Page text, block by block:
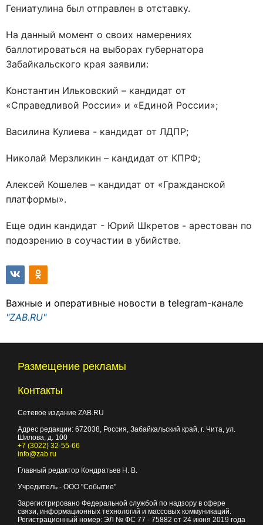
Гениатулина был отправлен в отставку.
На данный момент о своих намерениях
баллотироваться на выборах губернатора
Забайкальского края заявили:
Константин Ильковский – кандидат от
«Справедливой России» и «Единой России»;
Василина Кулиева - кандидат от ЛДПР;
Николай Мерзликин – кандидат от КПРФ;
Алексей Кошелев – кандидат от «Гражданской
платформы».
Еще один кандидат - Юрий Шкретов - арестован по
подозрению в соучастии в убийстве.
Важные и оперативные новости в telegram-канале
"ZAB.RU"
Размещение рекламы
Контакты
Сетевое издание ZAB.RU
Адрес редакции: 672038, Россия, Забайкальский край, г. Чита, ул.
Шилова, д. 100
+7 (3022) 32-55-66
info@zab.ru
Главный редактор Кондратьев Н. В.
Учредитель - ООО "Событие"
Зарегистрировано Федеральной службой по надзору в сфере
связи, информационных технологий и массовых коммуникаций.
Регистрационный номер: ЭЛ № ФС 77 - 75882 от 24 июня 2019 года